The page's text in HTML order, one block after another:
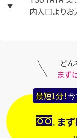
内入口よりお
ど
まず
最短1分！
ま